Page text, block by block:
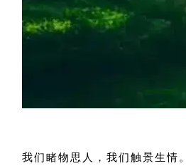
我们睹物思人，我们触景生情。